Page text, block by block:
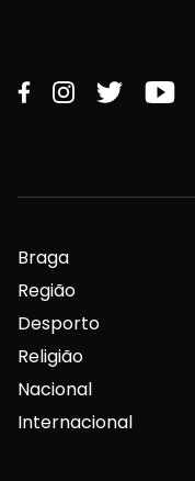
Braga
Região
Desporto
Religião
Nacional
Internacional